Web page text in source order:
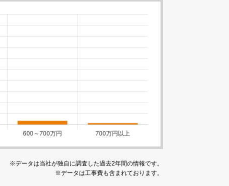
※データは当社が独自に調査した過去2年間の情報です。
※データは工事費も含まれております。